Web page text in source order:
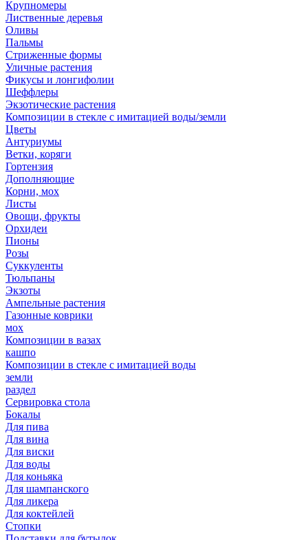
Крупномеры
Лиственные деревья
Оливы
Пальмы
Стриженные формы
Уличные растения
Фикусы и лонгифолии
Шеффлеры
Экзотические растения
Композиции в стекле с имитацией воды/земли
Цветы
Антуриумы
Ветки, коряги
Гортензия
Дополняющие
Корни, мох
Листы
Овощи, фрукты
Орхидеи
Пионы
Розы
Суккуленты
Тюльпаны
Экзоты
Ампельные растения
Газонные коврики
мох
Композиции в вазах
кашпо
Композиции в стекле с имитацией воды
земли
раздел
Сервировка стола
Бокалы
Для пива
Для вина
Для виски
Для воды
Для коньяка
Для шампанского
Для ликера
Для коктейлей
Стопки